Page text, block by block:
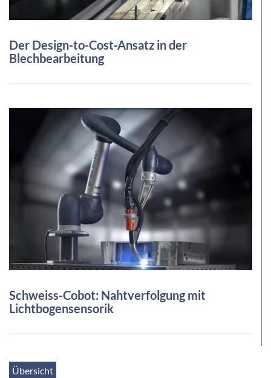
Der Design-to-Cost-Ansatz in der
Blechbearbeitung
Schweiss-Cobot: Nahtverfolgung mit
Lichtbogensensorik
Übersicht